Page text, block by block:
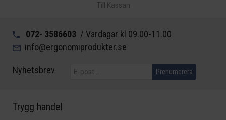
Till Kassan
072- 3586603 / Vardagar kl 09.00-11.00
info@ergonomiprodukter.se
Nyhetsbrev Prenumerera
Trygg handel